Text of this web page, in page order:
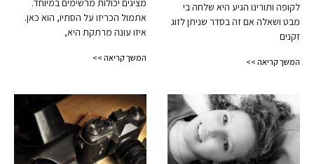
לקופה ותורינו הגיע היא שלחה בי
מבט ושאלה אם זה בסדר שניתן לזוג
זקנים
המשך קריאה >>
מציגים יכולות מרשימים במיוחד.
אתמול הכריזו על הסתיו, הוא כאן.
איזו עונה מרתקת היא,
המשך קריאה >>